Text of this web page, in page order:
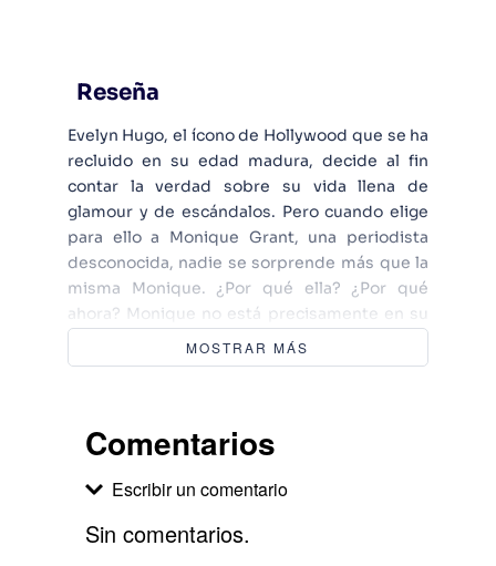
Reseña
Evelyn Hugo, el ícono de Hollywood que se ha
recluido en su edad madura, decide al fin
contar la verdad sobre su vida llena de
glamour y de escándalos. Pero cuando elige
para ello a Monique Grant, una periodista
desconocida, nadie se sorprende más que la
misma Monique. ¿Por qué ella? ¿Por qué
ahora? Monique no está precisamente en su
mejor momento. Su marido la abandonó, y su
vida profesional no avanza. Aun ignorando por
aprovechar esa oportunidad para dar impulso
de Evelyn, Monique escucha fascinada
su llegada a Los Ángeles en los años 50 hasta
MOSTRAR MÁS
Comentarios
Escribir un comentario
Sin comentarios.